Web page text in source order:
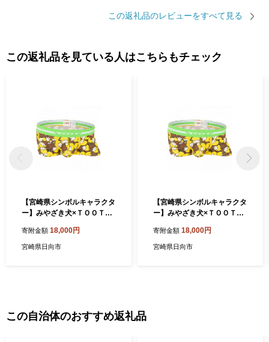
この返礼品のレビューをすべて見る
この返礼品を見ている人はこちらもチェック
【宮崎県シンボルキャラクタ
ー】みやざき犬×ＴＯＯＴコ
XＬサイズ) [TOOT 宮崎県 日
向市 452060874] 衣類 パン
寄附金額 18,000円
宮崎県日向市
【宮崎県シンボルキャラクタ
ー】みやざき犬×ＴＯＯＴコ
Sサイズ) [TOOT 宮崎県 日向
市 452060873] 衣類 パンツ
寄附金額 18,000円
宮崎県日向市
この自治体のおすすめ返礼品